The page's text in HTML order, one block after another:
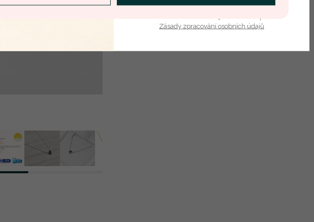
Zásady zpracování osobních údajů